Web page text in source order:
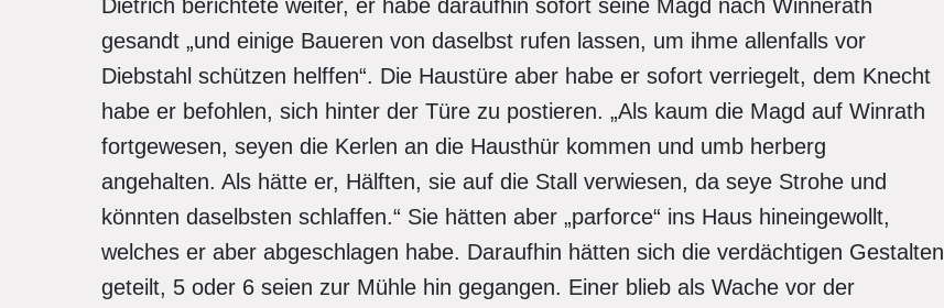
Dietrich berichtete weiter, er habe daraufhin sofort seine Magd nach Winnerath
gesandt „und einige Baueren von daselbst rufen lassen, um ihme allenfalls vor
Diebstahl schützen helffen“. Die Haustüre aber habe er sofort verriegelt, dem Knecht
habe er befohlen, sich hinter der Türe zu postieren. „Als kaum die Magd auf Winrath
fortgewesen, seyen die Kerlen an die Hausthür kommen und umb herberg
angehalten. Als hätte er, Hälften, sie auf die Stall verwiesen, da seye Strohe und
könnten daselbsten schlaffen.“ Sie hätten aber „parforce“ ins Haus hineingewollt,
welches er aber abgeschlagen habe. Daraufhin hätten sich die verdächtigen Gestalten
geteilt, 5 oder 6 seien zur Mühle hin gegangen. Einer blieb als Wache vor der